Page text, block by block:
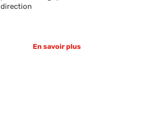
direction
En savoir plus